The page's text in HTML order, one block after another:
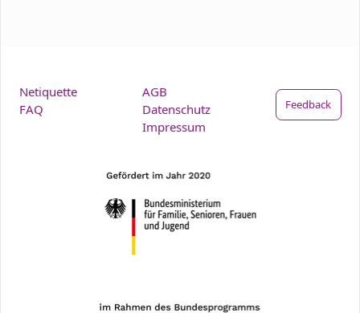
Netiquette
FAQ
AGB
Datenschutz
Impressum
Feedback